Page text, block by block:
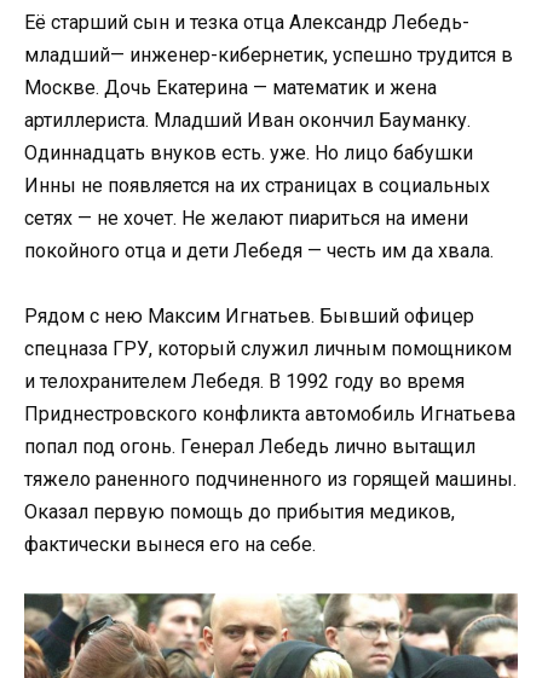
Её старший сын и тезка отца Александр Лебедь-
младший— инженер-кибернетик, успешно трудится в
Москве. Дочь Екатерина — математик и жена
артиллериста. Младший Иван окончил Бауманку.
Одиннадцать внуков есть. уже. Но лицо бабушки
Инны не появляется на их страницах в социальных
сетях — не хочет. Не желают пиариться на имени
покойного отца и дети Лебедя — честь им да хвала.
Рядом с нею Максим Игнатьев. Бывший офицер
спецназа ГРУ, который служил личным помощником
и телохранителем Лебедя. В 1992 году во время
Приднестровского конфликта автомобиль Игнатьева
попал под огонь. Генерал Лебедь лично вытащил
тяжело раненного подчиненного из горящей машины.
Оказал первую помощь до прибытия медиков,
фактически вынеся его на себе.